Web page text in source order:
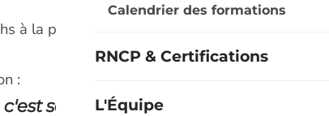
Calendrier des formations
RNCP & Certifications
L'Équipe
à la posture éthique et structurée.
:
sa propre personne.